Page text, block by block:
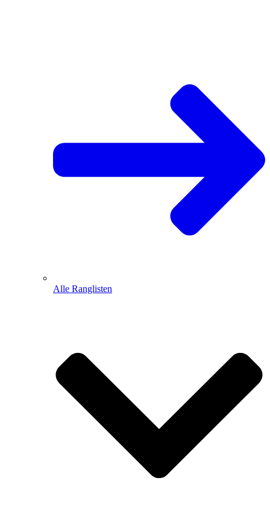
Alle Ranglisten